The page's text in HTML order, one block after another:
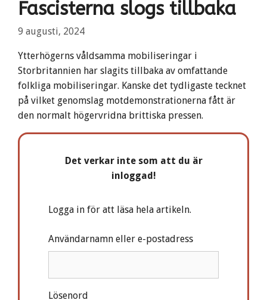
Fascisterna slogs tillbaka
9 augusti, 2024
Ytterhögerns våldsamma mobiliseringar i
Storbritannien har slagits tillbaka av omfattande
folkliga mobiliseringar. Kanske det tydligaste tecknet
på vilket genomslag motdemonstrationerna fått är
den normalt högervridna brittiska pressen.
Det verkar inte som att du är
inloggad!
Logga in för att läsa hela artikeln.
Användarnamn eller e-postadress
Lösenord